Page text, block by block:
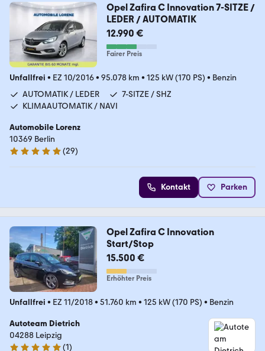
Opel Zafira C Innovation 7-SITZE /
LEDER / AUTOMATIK
12.990 €
Fairer Preis
Unfallfrei • EZ 10/2016• 95.078 km • 125 kW (170 PS) • Benzin
AUTOMATIK / LEDER
7-SITZE / SHZ
KLIMAAUTOMATIK / NAVI
Automobile Lorenz
10369 Berlin
4.8 Sterne
(29)
Kontakt Parken
Opel Zafira C Innovation
Start/Stop
15.500 €
Erhöhter Preis
Unfallfrei • EZ 11/2018• 51.760 km • 125 kW (170 PS) • Benzin
Autoteam Dietrich
04288 Leipzig
(1)